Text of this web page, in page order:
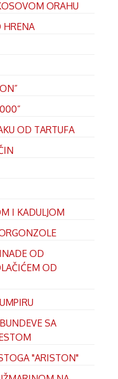
ORAHU
HRENA
OD TARTUFA
I KADULJOM
OD
OD
SA
"ARISTON"